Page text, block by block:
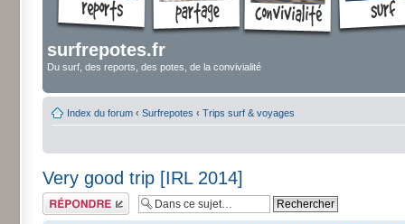
surfrepotes.fr
Du surf, des reports, des potes, de la convivialité
Index du forum ‹ Surfrepotes ‹ Trips surf & voyages
Very good trip [IRL 2014]
Répondre